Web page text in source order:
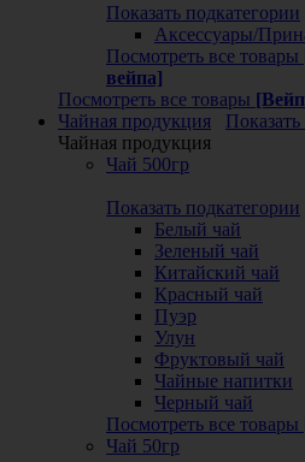
Показать подкатегории
Аксессуары/
Посмотреть все товары
вейпа]
Посмотреть все товары
Чайная продукция
Чайная продукция
Чай 500гр
Показать подкатегории
Белый чай
Зеленый чай
Китайский чай
Красный чай
Пуэр
Улун
Фруктовый чай
Чайные напитки
Черный чай
Посмотреть все товары
Чай 50гр